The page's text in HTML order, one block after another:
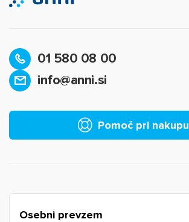
01 580 08 00
info@anni.si
Pomoč pri nakupu
Osebni prevzem